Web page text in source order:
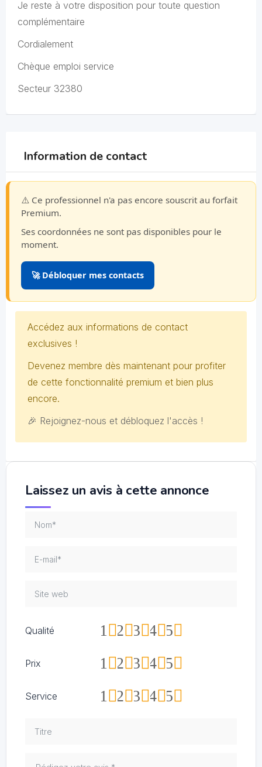
Je reste à votre disposition pour toute question
complémentaire
Cordialement
Chèque emploi service
Secteur 32380
Information de contact
⚠️ Ce professionnel n'a pas encore souscrit au forfait
Premium.
Ses coordonnées ne sont pas disponibles pour le
moment.
🚀 Débloquer mes contacts
Accédez aux informations de contact
exclusives !
Devenez membre dès maintenant pour profiter
de cette fonctionnalité premium et bien plus
encore.
🎉 Rejoignez-nous et débloquez l'accès !
Laissez un avis à cette annonce
Qualité 5
4
3
2
1
Prix 5
4
3
2
1
Service 5
4
3
2
1